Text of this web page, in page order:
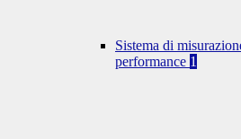
Sistema di
performance 1